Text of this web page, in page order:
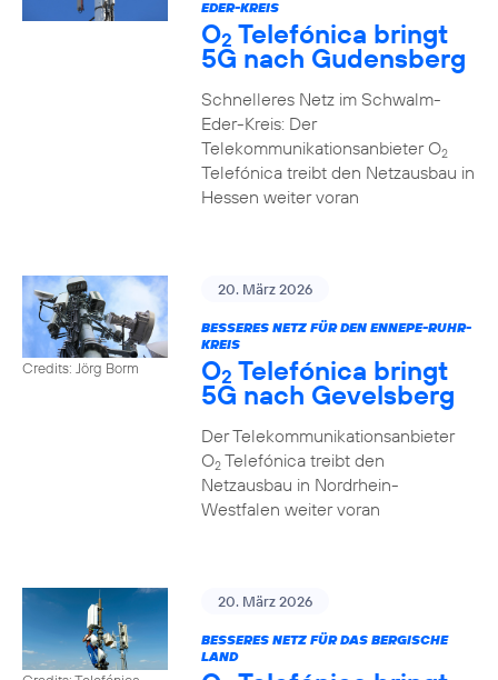
EDER-KREIS
O2 Telefónica bringt
5G nach Gudensberg
Schnelleres Netz im Schwalm-
Eder-Kreis: Der
Telekommunikationsanbieter O2
Telefónica treibt den Netzausbau in
Hessen weiter voran
Credits: Jörg Borm
20. März 2026
BESSERES NETZ FÜR DEN ENNEPE-RUHR-
KREIS
O2 Telefónica bringt
5G nach Gevelsberg
Der Telekommunikationsanbieter
O2Telefónica treibt den
Netzausbau in Nordrhein-
Westfalen weiter voran
20. März 2026
BESSERES NETZ FÜR DAS BERGISCHE
LAND